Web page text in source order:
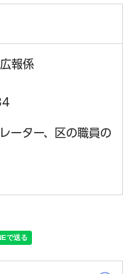
報係
ーター、区の職員の